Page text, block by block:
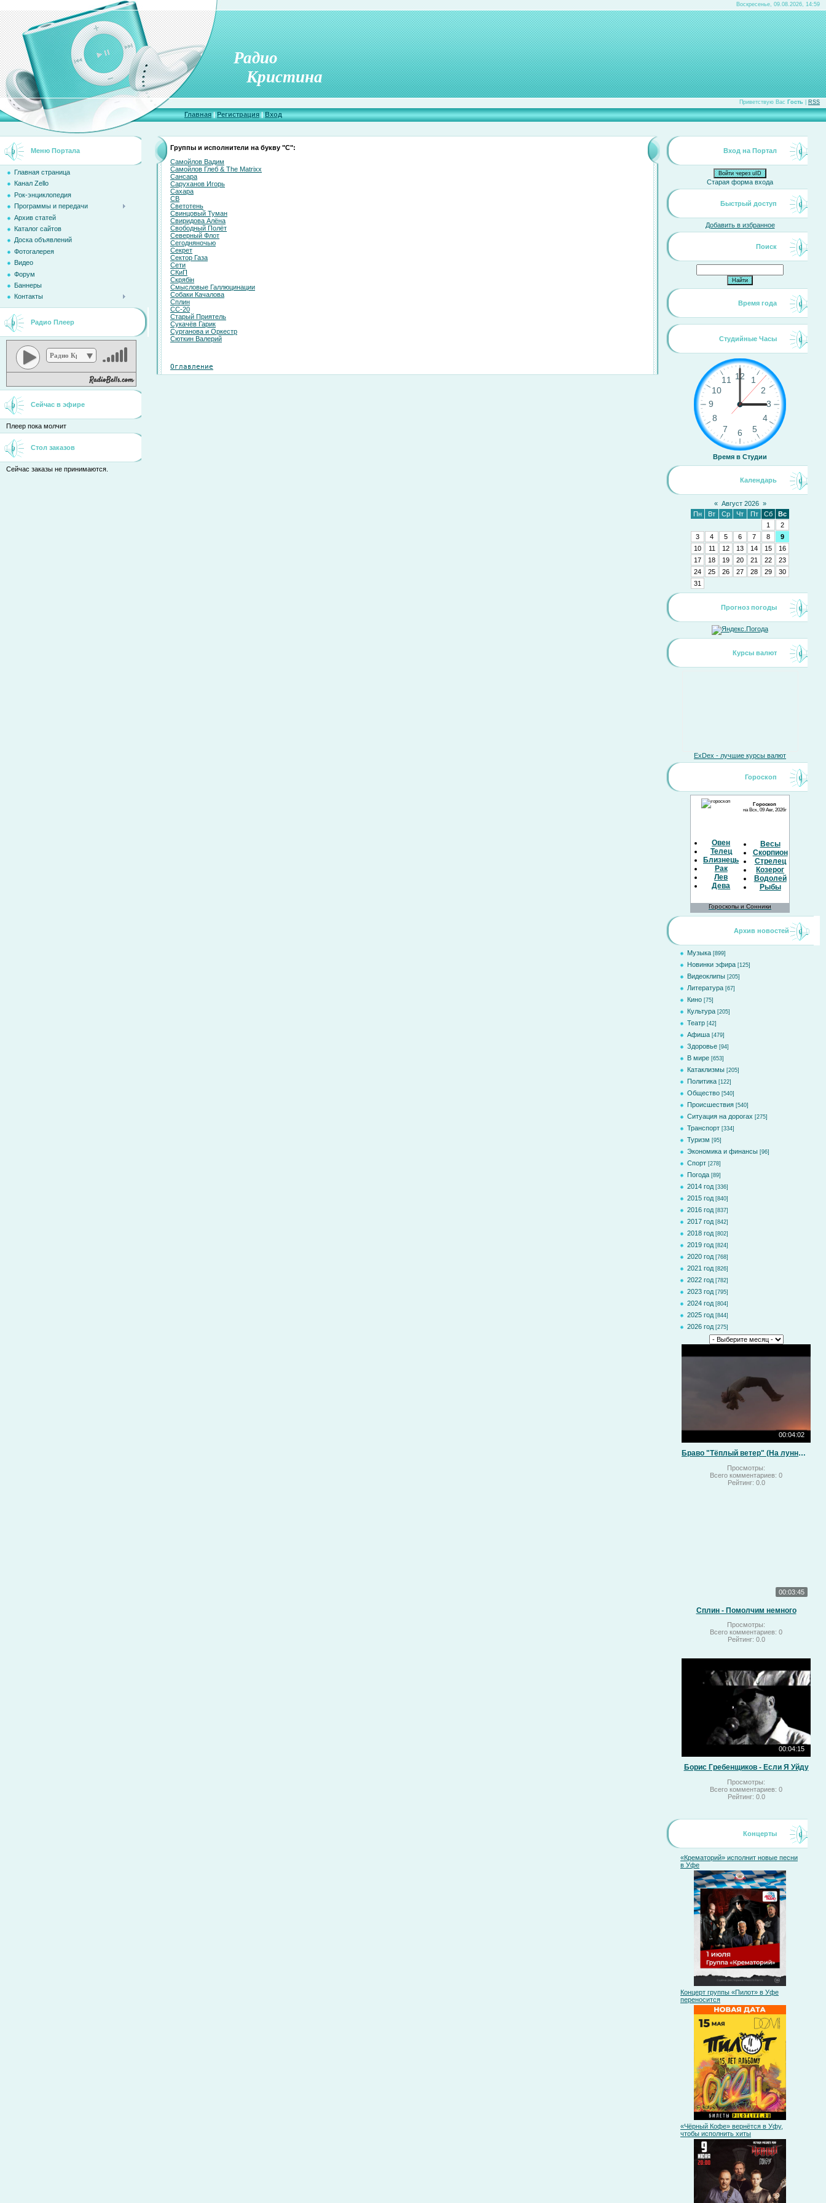
Воскресенье, 09.08.2026, 14:59
Радио
Кристина
Приветствую Вас Гость RSS
Главная|Регистрация|Вход
Меню Портала
Главная страница
Канал Zello
Рок-энциклопедия
Программы и передачи
Архив статей
Каталог сайтов
Доска объявлений
Фотогалерея
Видео
Форум
Баннеры
Контакты
Радио Плеер
Радио Кристина
Сейчас в эфире
Плеер пока молчит
Стол заказов
Сейчас заказы не принимаются.
Группы и исполнители на букву "С":
Самойлов Вадим
Самойлов Глеб & The Matrixx
Сансара
Саруханов Игорь
Сахара
СВ
Светотень
Свинцовый Туман
Свиридова Алёна
Свободный Полёт
Северный Флот
Сегодняночью
Секрет
Сектор Газа
Сети
СКиП
Скрябiн
Смысловые Галлюцинации
Собаки Качалова
Сплин
СС-20
Старый Приятель
Сукачёв Гарик
Сурганова и Оркестр
Сюткин Валерий
Оглавление
Вход на Портал
Войти через uID
Старая форма входа
Быстрый доступ
Добавить в избранное
Поиск
Время года
Студийные Часы
Время в Студии
Календарь
« Август 2026 »
Пн
Вт Ср Чт Пт Сб
Вс
1
2
3
4 5 6 7 8
9
10
11 12 13 14 15
16
17
18 19 20 21 22
23
24
25 26 27 28 29
30
31
Прогноз погоды
Курсы валют
ExDex - лучшие курсы валют
Гороскоп
Гороскоп
на Вск, 09 Авг, 2026г
Овен
Телец
Близнецы
Рак
Лев
Дева
Весы
Скорпион
Стрелец
Козерог
Водолей
Рыбы
Гороскопы и Сонники
Архив новостей
Музыка [899]
Новинки эфира [125]
Видеоклипы [205]
Литература [67]
Кино [75]
Культура [205]
Театр [42]
Афиша [479]
Здоровье [94]
В мире [653]
Катаклизмы [205]
Политика [122]
Общество [540]
Происшествия [540]
Ситуация на дорогах [275]
Транспорт [334]
Туризм [95]
Экономика и финансы [96]
Спорт [278]
Погода [89]
2014 год [336]
2015 год [840]
2016 год [837]
2017 год [842]
2018 год [802]
2019 год [824]
2020 год [768]
2021 год [826]
2022 год [782]
2023 год [795]
2024 год [804]
2025 год [844]
2026 год [275]
00:04:02
Браво "Тёплый ветер" (На лунный свет)
Просмотры:
Всего комментариев: 0
Рейтинг: 0.0
00:03:45
Сплин - Помолчим немного
Просмотры:
Всего комментариев: 0
Рейтинг: 0.0
00:04:15
Борис Гребенщиков - Если Я Уйду
Просмотры:
Всего комментариев: 0
Рейтинг: 0.0
Концерты
«Крематорий» исполнит новые песни
в Уфе
Концерт группы «Пилот» в Уфе
переносится
«Чёрный Кофе» вернётся в Уфу,
чтобы исполнить хиты